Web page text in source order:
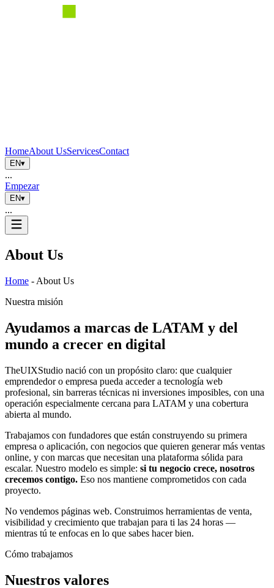
HomeAbout UsServicesContact
EN▾
...
Empezar
EN▾
...
About Us
Home - About Us
Nuestra misión
Ayudamos a marcas de LATAM y del
mundo a crecer en digital
TheUIXStudio nació con un propósito claro: que cualquier
emprendedor o empresa pueda acceder a tecnología web
profesional, sin barreras técnicas ni inversiones imposibles, con una
operación especialmente cercana para LATAM y una cobertura
abierta al mundo.
Trabajamos con fundadores que están construyendo su primera
empresa o aplicación, con negocios que quieren generar más ventas
online, y con marcas que necesitan una plataforma sólida para
escalar. Nuestro modelo es simple: si tu negocio crece, nosotros
crecemos contigo. Eso nos mantiene comprometidos con cada
proyecto.
No vendemos páginas web. Construimos herramientas de venta,
visibilidad y crecimiento que trabajan para ti las 24 horas —
mientras tú te enfocas en lo que sabes hacer bien.
Cómo trabajamos
Nuestros valores